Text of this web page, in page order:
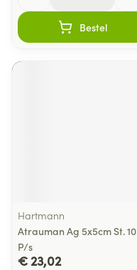
Bestel
Hartmann
Atrauman Ag 5x5cm St. 10
P/s
€ 23,02